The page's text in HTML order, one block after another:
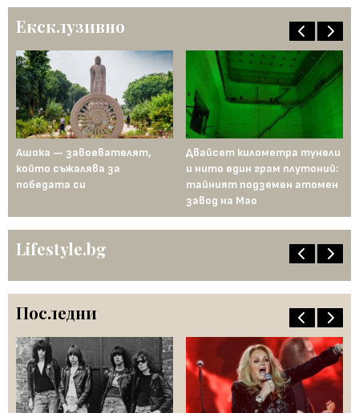
Ексклузивно
Ашока — завоевателят,
който съжалява за
победата си
Двайсет километра тунели
и нито един грам плутоний:
тайният подземен атомен
завод на Мао
Lifestyle.bg
Последни